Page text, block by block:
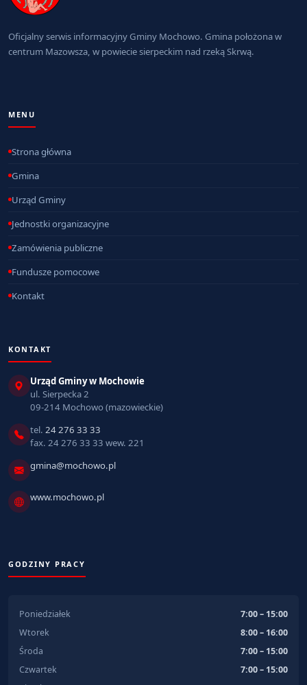
Oficjalny serwis informacyjny Gminy Mochowo. Gmina położona w
centrum Mazowsza, w powiecie sierpeckim nad rzeką Skrwą.
MENU
Strona główna
Gmina
Urząd Gminy
Jednostki organizacyjne
Zamówienia publiczne
Fundusze pomocowe
Kontakt
KONTAKT
Urząd Gminy w Mochowie
ul. Sierpecka 2
09-214 Mochowo (mazowieckie)
tel. 24 276 33 33
fax. 24 276 33 33 wew. 221
gmina@mochowo.pl
www.mochowo.pl
GODZINY PRACY
Poniedziałek
7:00 – 15:00
Wtorek
8:00 – 16:00
Środa
7:00 – 15:00
Czwartek
7:00 – 15:00